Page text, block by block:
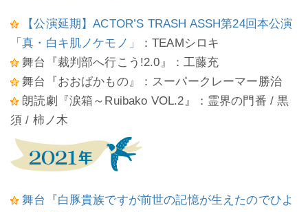
【公演延期】ACTOR’S TRASH ASSH第24回本公演
「真・白キ肌ノケモノ」
：TEAMシロキ
舞台『裁判部へ行こう!2.0』：工藤充
舞台『おおばかもの』：スーパークレーマー勝治
朗読劇『涙箱～Ruibako VOL.2』：霊界の門番 / 黒
須 / 柿ノ木
舞台『白豚貴族ですが前世の記憶が生えたのでひよ